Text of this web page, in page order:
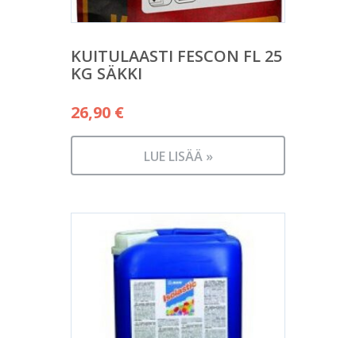
KUITULAASTI FESCON FL 25
KG SÄKKI
26,90 €
LUE LISÄÄ »